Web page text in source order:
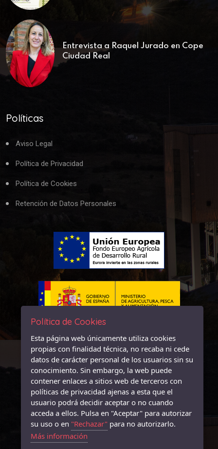
Entrevista a Raquel Jurado en Cope
Ciudad Real
Políticas
Aviso Legal
Política de Privacidad
Política de Cookies
Retención de Datos Personales
Política de Cookies
Esta página web únicamente utiliza cookies
propias con finalidad técnica, no recaba ni cede
datos de carácter personal de los usuarios sin su
conocimiento. Sin embargo, la web puede
contener enlaces a sitios web de terceros con
políticas de privacidad ajenas a esta que el
usuario podrá decidir aceptar o no cuando
acceda a ellos. Pulsa en "Aceptar" para autorizar
su uso o en "Rechazar" para no autorizarlo.
Más información